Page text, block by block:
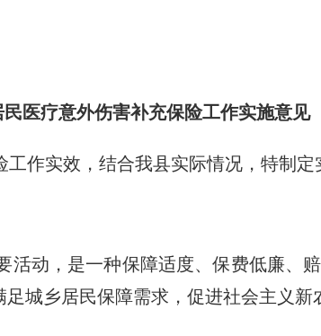
疗意外伤害补充保险工作实施意见
实效，结合我县实际情况，特制定
动，是一种保障适度、保费低廉、
城乡居民保障需求，促进社会主义新